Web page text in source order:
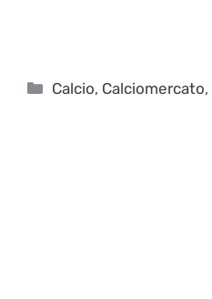
Categorie
Calcio, Calciomercato,